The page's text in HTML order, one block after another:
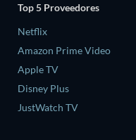
Top 5 Proveedores
Netflix
Amazon Prime Video
Apple TV
Disney Plus
JustWatch TV